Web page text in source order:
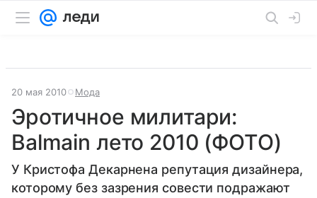
20 мая 2010 Мода
Эротичное милитари:
Balmain лето 2010 (ФОТО)
У Кристофа Декарнена репутация дизайнера,
которому без зазрения совести подражают